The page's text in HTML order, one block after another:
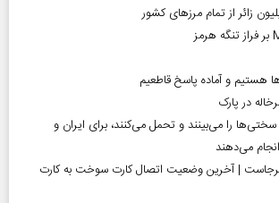
هستیم و آماده پاسخ قاطعیم
را می‌بینند و تحمل می‌کنند، برای ایران و
می‌دهند
پابرجاست | آخرین وضعیت اتصال کارت سوخت به کارت